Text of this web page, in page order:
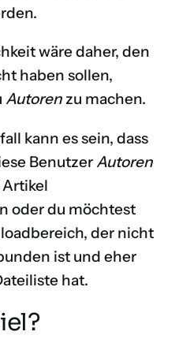
wäre daher, den
haben sollen,
Autoren zu machen.
kann es sein, dass
BenutzerAutoren
oder du möchtest
der nicht
ist und eher
hat.